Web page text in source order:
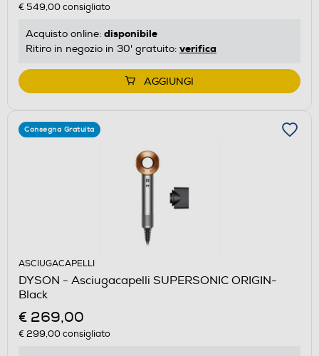
€ 549,00consigliato
Acquisto online: disponibile
Ritiro in negozio in 30' gratuito: verifica
AGGIUNGI
Consegna Gratuita
ASCIUGACAPELLI
DYSON - Asciugacapelli SUPERSONIC ORIGIN-
Black
€ 269,00
€ 299,00consigliato